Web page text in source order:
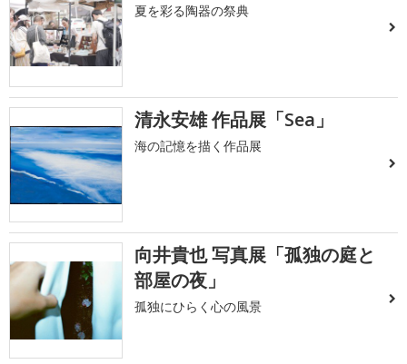
夏を彩る陶器の祭典
清永安雄 作品展「Sea」
海の記憶を描く作品展
向井貴也 写真展「孤独の庭と
部屋の夜」
孤独にひらく心の風景